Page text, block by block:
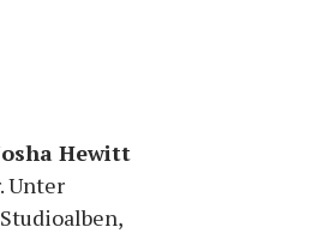
Hewitt
Unter